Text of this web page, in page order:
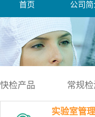
首页 公司
快检产品 常规检
实验室管